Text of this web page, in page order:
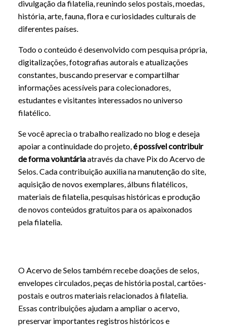
divulgação da filatelia, reunindo selos postais, moedas,
história, arte, fauna, flora e curiosidades culturais de
diferentes países.
Todo o conteúdo é desenvolvido com pesquisa própria,
digitalizações, fotografias autorais e atualizações
constantes, buscando preservar e compartilhar
informações acessíveis para colecionadores,
estudantes e visitantes interessados no universo
filatélico.
Se você aprecia o trabalho realizado no blog e deseja
apoiar a continuidade do projeto,é possível contribuir
de forma voluntáriaatravés da chave Pix do Acervo de
Selos. Cada contribuição auxilia na manutenção do site,
aquisição de novos exemplares, álbuns filatélicos,
materiais de filatelia, pesquisas históricas e produção
de novos conteúdos gratuitos para os apaixonados
pela filatelia.
O Acervo de Selos também recebe doações de selos,
envelopes circulados, peças de história postal, cartões-
postais e outros materiais relacionados à filatelia.
Essas contribuições ajudam a ampliar o acervo,
preservar importantes registros históricos e